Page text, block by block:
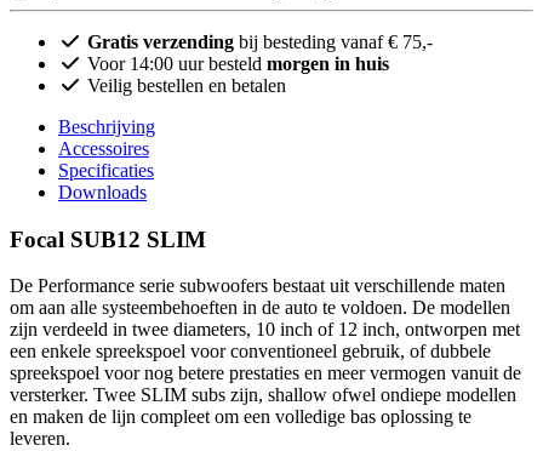
Gratis verzending bij besteding vanaf € 75,-
Voor 14:00 uur besteld morgen in huis
Veilig bestellen en betalen
Beschrijving
Accessoires
Specificaties
Downloads
Focal SUB12 SLIM
De Performance serie subwoofers bestaat uit verschillende maten
om aan alle systeembehoeften in de auto te voldoen. De modellen
zijn verdeeld in twee diameters, 10 inch of 12 inch, ontworpen met
een enkele spreekspoel voor conventioneel gebruik, of dubbele
spreekspoel voor nog betere prestaties en meer vermogen vanuit de
versterker. Twee SLIM subs zijn, shallow ofwel ondiepe modellen
en maken de lijn compleet om een volledige bas oplossing te
leveren.